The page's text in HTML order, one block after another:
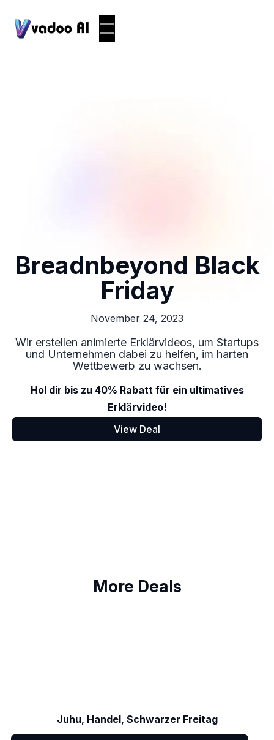
Breadnbeyond Black
Friday
November 24, 2023
Wir erstellen animierte Erklärvideos, um Startups
und Unternehmen dabei zu helfen, im harten
Wettbewerb zu wachsen.
Hol dir bis zu 40% Rabatt für ein ultimatives
Erklärvideo!
View Deal
More Deals
Juhu, Handel, Schwarzer Freitag